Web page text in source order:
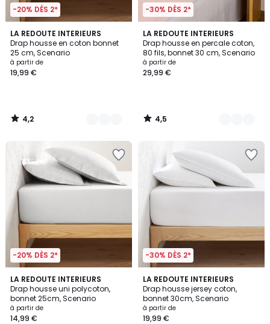
-20% DÈS 2*
LA REDOUTE INTERIEURS
Drap housse en coton bonnet
25 cm, Scenario
Prix
à
19,99
€.
à partir de
19,99 €
4,2
/ 5
22
Couleurs
4,2
/
-30% DÈS 2*
LA REDOUTE INTERIEURS
Drap housse en percale coton,
80 fils, bonnet 30 cm, Scenario
à partir de
29,99 €
4,5
/ 5
21
Couleurs
4,5
/
-20% DÈS 2*
LA REDOUTE INTERIEURS
Drap housse uni polycoton,
bonnet 25cm, Scenario
à partir de
14,99 €
4,2
/ 5
15
Couleurs
-30% DÈS 2*
LA REDOUTE INTERIEURS
Drap housse jersey coton,
bonnet 30cm, Scenario
à partir de
19,99 €
4,1
/ 5
9
Couleurs